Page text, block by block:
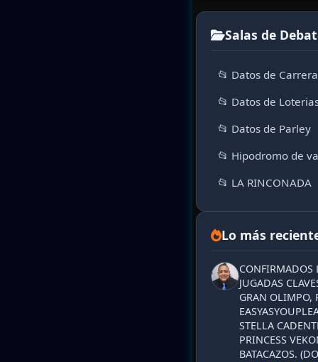
Salas de
📂 Datos de
📂 Datos de
📂 Datos de Parley
📂 Hipodromo de
📂 LA RINCONADA
Lo más
CONFIRMADOS
JUGADAS
GRAN OLIMPO,
STELLA
PRINCESS
BATACAZOS.